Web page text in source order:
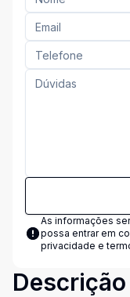
As informações
possa entrar em
privacidade e
Descrição